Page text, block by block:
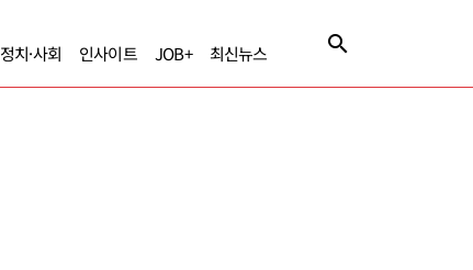
정치·사회 인사이트 JOB+ 최신뉴스